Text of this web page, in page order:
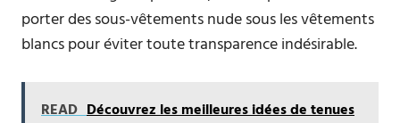
porter des sous-vêtements nude sous les vêtements
blancs pour éviter toute transparence indésirable.
READ Découvrez les meilleures idées de tenues